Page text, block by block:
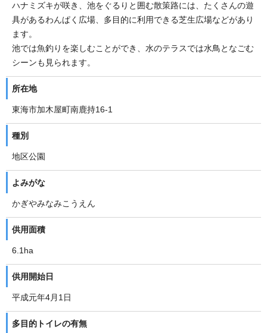
ハナミズキが咲き、池をぐるりと囲む散策路には、たくさんの遊
具があるわんぱく広場、多目的に利用できる芝生広場などがあり
ます。
池では魚釣りを楽しむことができ、水のテラスでは水鳥となごむ
シーンも見られます。
所在地
東海市加木屋町南鹿持16-1
種別
地区公園
よみがな
かぎやみなみこうえん
供用面積
6.1ha
供用開始日
平成元年4月1日
多目的トイレの有無